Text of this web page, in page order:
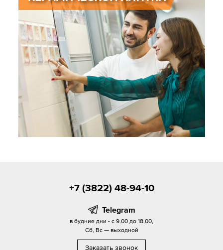
+7 (3822) 48-94-10
Telegram
в будние дни - с 9.00 до 18.00,
Сб, Вс — выходной
Заказать звонок